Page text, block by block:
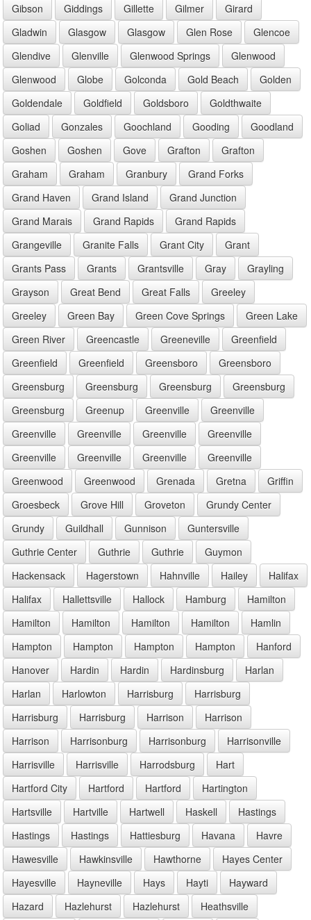
Gibson
Giddings Gillette Gilmer
Girard
Gladwin
Glasgow Glasgow Glen Rose
Glencoe
Glendive
Glenville Glenwood Springs
Glenwood
Glenwood
Globe Golconda Gold Beach
Golden
Goldendale
Goldfield Goldsboro
Goldthwaite
Goliad
Gonzales Goochland Gooding
Goodland
Goshen
Goshen Gove Grafton
Grafton
Graham
Graham Granbury
Grand Forks
Grand Haven
Grand Island
Grand Junction
Grand Marais
Grand Rapids
Grand Rapids
Grangeville
Granite Falls Grant City
Grant
Grants Pass
Grants Grantsville Gray
Grayling
Grayson
Great Bend Great Falls
Greeley
Greeley
Green Bay Green Cove Springs
Green Lake
Green River
Greencastle Greeneville
Greenfield
Greenfield
Greenfield Greensboro
Greensboro
Greensburg
Greensburg Greensburg
Greensburg
Greensburg
Greenup Greenville
Greenville
Greenville
Greenville Greenville
Greenville
Greenville
Greenville Greenville
Greenville
Greenwood
Greenwood Grenada Gretna
Griffin
Groesbeck
Grove Hill Groveton
Grundy Center
Grundy
Guildhall Gunnison
Guntersville
Guthrie Center
Guthrie Guthrie
Guymon
Hackensack
Hagerstown Hahnville Hailey
Halifax
Halifax
Hallettsville Hallock Hamburg
Hamilton
Hamilton
Hamilton Hamilton Hamilton
Hamlin
Hampton
Hampton Hampton Hampton
Hanford
Hanover
Hardin Hardin Hardinsburg
Harlan
Harlan
Harlowton Harrisburg
Harrisburg
Harrisburg
Harrisburg Harrison
Harrison
Harrison
Harrisonburg Harrisonburg
Harrisonville
Harrisville
Harrisville Harrodsburg
Hart
Hartford City
Hartford Hartford
Hartington
Hartsville
Hartville Hartwell Haskell
Hastings
Hastings
Hastings Hattiesburg Havana
Havre
Hawesville
Hawkinsville Hawthorne
Hayes Center
Hayesville
Hayneville Hays Hayti
Hayward
Hazard
Hazlehurst Hazlehurst
Heathsville